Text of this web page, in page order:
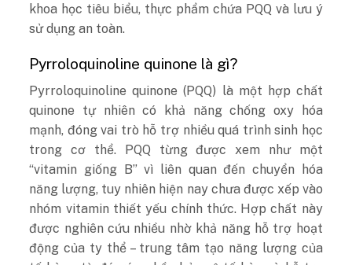
khoa học tiêu biểu, thực phẩm chứa PQQ và lưu ý
sử dụng an toàn.
Pyrroloquinoline quinone là gì?
Pyrroloquinoline quinone (PQQ) là một hợp chất
quinone tự nhiên có khả năng chống oxy hóa
mạnh, đóng vai trò hỗ trợ nhiều quá trình sinh học
trong cơ thể. PQQ từng được xem như một
“vitamin giống B” vì liên quan đến chuyển hóa
năng lượng, tuy nhiên hiện nay chưa được xếp vào
nhóm vitamin thiết yếu chính thức. Hợp chất này
được nghiên cứu nhiều nhờ khả năng hỗ trợ hoạt
động của ty thể – trung tâm tạo năng lượng của